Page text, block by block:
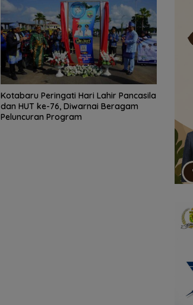
Kotabaru Peringati Hari Lahir Pancasila
dan HUT ke-76, Diwarnai Beragam
Peluncuran Program